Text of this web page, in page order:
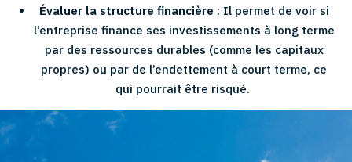
Évaluer la structure financière : Il permet de voir si
l’entreprise finance ses investissements à long terme
par des ressources durables (comme les capitaux
propres) ou par de l’endettement à court terme, ce
qui pourrait être risqué.